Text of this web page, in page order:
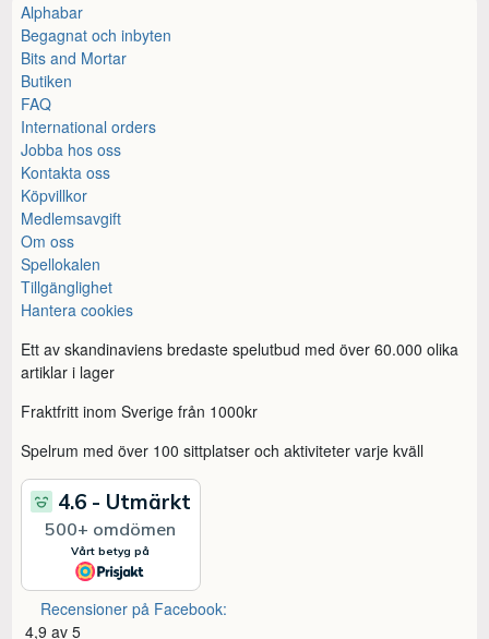
Alphabar
Begagnat och inbyten
Bits and Mortar
Butiken
FAQ
International orders
Jobba hos oss
Kontakta oss
Köpvillkor
Medlemsavgift
Om oss
Spellokalen
Tillgänglighet
Hantera cookies
Ett av skandinaviens bredaste spelutbud med över 60.000 olika
artiklar i lager
Fraktfritt inom Sverige från 1000kr
Spelrum med över 100 sittplatser och aktiviteter varje kväll
Recensioner på Facebook:
4,9 av 5